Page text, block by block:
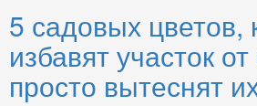
5 садовых цветов,
избавят участок
просто вытеснят